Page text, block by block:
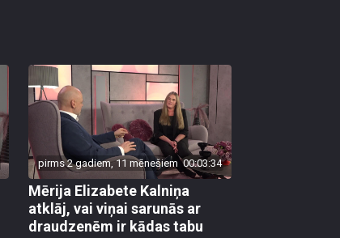
pirms 2 gadiem, 11 mēnešiem 00:03:34
Mērija Elizabete Kalniņa
atklāj, vai viņai sarunās ar
draudzenēm ir kādas tabu